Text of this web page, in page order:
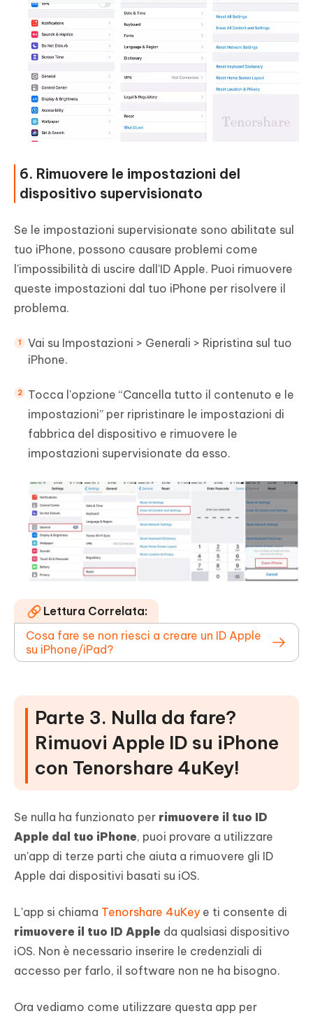
6. Rimuovere le impostazioni del
dispositivo supervisionato
Se le impostazioni supervisionate sono abilitate sul
tuo iPhone, possono causare problemi come
l'impossibilità di uscire dall'ID Apple. Puoi rimuovere
queste impostazioni dal tuo iPhone per risolvere il
problema.
Vai su Impostazioni > Generali > Ripristina sul tuo
iPhone.
Tocca l'opzione “Cancella tutto il contenuto e le
impostazioni” per ripristinare le impostazioni di
fabbrica del dispositivo e rimuovere le
impostazioni supervisionate da esso.
Lettura Correlata:
Cosa fare se non riesci a creare un ID Apple
su iPhone/iPad?
Parte 3. Nulla da fare?
Rimuovi Apple ID su iPhone
con Tenorshare 4uKey!
Se nulla ha funzionato per rimuovere il tuo ID
Apple dal tuo iPhone, puoi provare a utilizzare
un'app di terze parti che aiuta a rimuovere gli ID
Apple dai dispositivi basati su iOS.
L'app si chiama Tenorshare 4uKey e ti consente di
rimuovere il tuo ID Apple da qualsiasi dispositivo
iOS. Non è necessario inserire le credenziali di
accesso per farlo, il software non ne ha bisogno.
Ora vediamo come utilizzare questa app per